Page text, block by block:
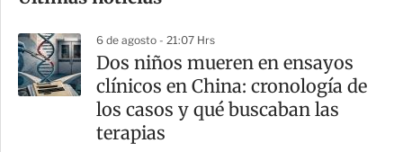
a
r
t
6 de agosto - 21:07 Hrs
Dos niños mueren en ensayos
clínicos en China: cronología de
los casos y qué buscaban las
terapias